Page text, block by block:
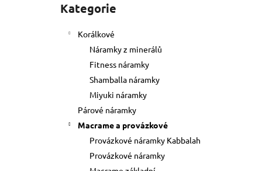
Přeskočit
kategorie
Kategorie
Korálkové
Náramky z minerálů
Fitness náramky
Shamballa náramky
Miyuki náramky
Párové náramky
Macrame a provázkové
Provázkové náramky Kabbalah
Provázkové náramky
KABBALAH ČERVENÝ NÁRAMEK